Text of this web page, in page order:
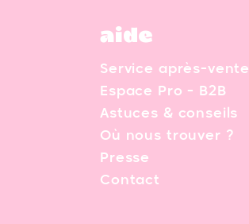
aide
Service après-vente
Espace Pro - B2B
Astuces & conseils
Où nous trouver ?
Presse
Contact